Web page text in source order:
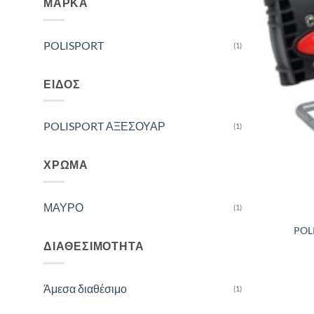
ΜΆΡΚΑ
POLISPORT (1)
ΕΊΔΟΣ
POLISPORT ΑΞΕΣΟΥΑΡ (1)
ΧΡΏΜΑ
ΜΑΥΡΟ (1)
ΔΙΑΘΕΣΙΜΌΤΗΤΑ
Άμεσα διαθέσιμο (1)